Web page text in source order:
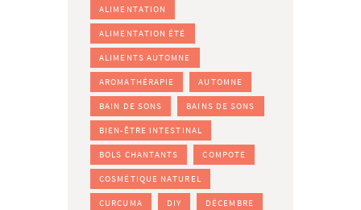
ALIMENTATION
ALIMENTATION ÉTÉ
ALIMENTS AUTOMNE
AROMATHÉRAPIE AUTOMNE
BAIN DE SONS BAINS DE SONS
BIEN-ÊTRE INTESTINAL
BOLS CHANTANTS COMPOTE
COSMÉTIQUE NATUREL
CURCUMA DIY DÉCEMBRE